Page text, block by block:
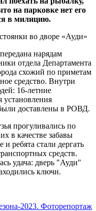
на парковке нет его
в милицию.
нарядам
отдела Департамента
схожий по приметам
средство. Внутри
16-летние
доставлены в РОВД.
прогуливались по
в качестве забавы
ребята стали дергать
средств.
удача: дверь "Ауди"
ключи.
2023. Фоторепортаж